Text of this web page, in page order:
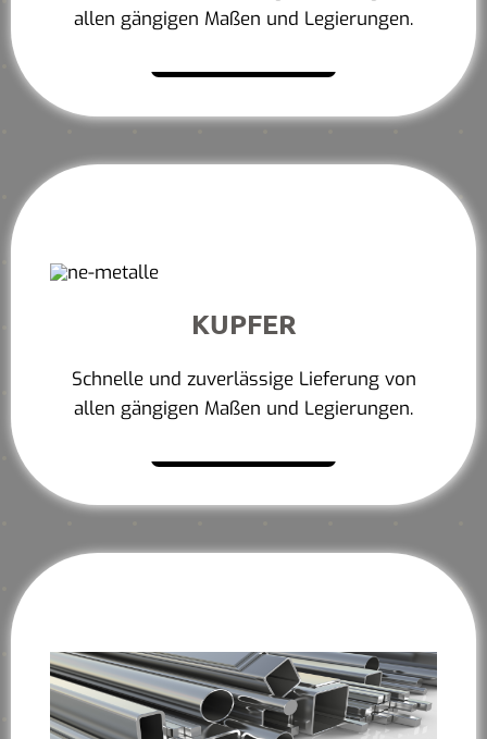
allen gängigen Maßen und Legierungen.
KUPFER
Schnelle und zuverlässige Lieferung von
allen gängigen Maßen und Legierungen.